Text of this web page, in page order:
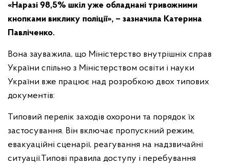
«Наразі 98,5% шкіл уже обладнані тривожними
кнопками виклику поліції», – зазначила Катерина
Павліченко.
Вона зауважила, що Міністерство внутрішніх справ
України спільно з Міністерством освіти і науки
України вже працює над розробкою двох типових
документів:
Типовий перелік заходів охорони та порядок їх
застосування. Він включає пропускний режим,
евакуаційні сценарії, реагування на надзвичайні
ситуації.Типові правила доступу і перебування